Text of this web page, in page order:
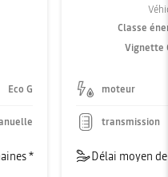
Eco G
*
Classe
Vignette
moteur
transmission
Délai moyen